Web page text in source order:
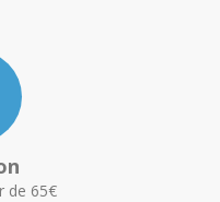
de 65€